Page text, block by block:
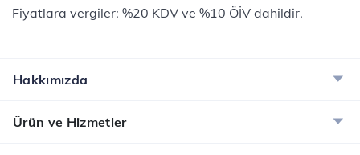
Fiyatlara vergiler: %20 KDV ve %10 ÖİV dahildir.
Hakkımızda
Ürün ve Hizmetler